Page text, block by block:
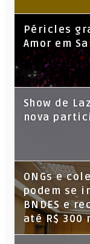
Péricles
Amor em
Show de
nova
ONGs e
podem se
BNDES e
até R$ 300